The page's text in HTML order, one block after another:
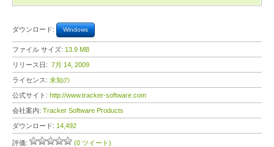
ダウンロード: Windows
ファイル サイズ: 13.9 MB
リリース日: 7月 14, 2009
ライセンス: 未知の
公式サイト: http://www.tracker-software.com
会社案内: Tracker Software Products
ダウンロード: 14,492
評価: (0 ツイート)